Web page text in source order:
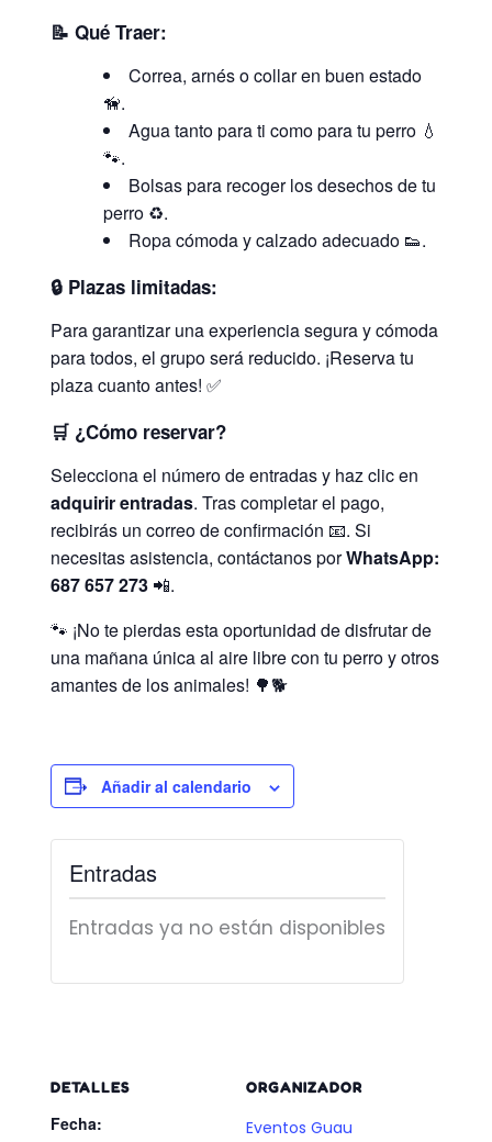
📝Qué Traer:
Correa, arnés o collar en buen estado
🦮.
Agua tanto para ti como para tu perro 💧
🐾.
Bolsas para recoger los desechos de tu
perro ♻️.
Ropa cómoda y calzado adecuado 👟.
🔒 Plazas limitadas:
Para garantizar una experiencia segura y cómoda
para todos, el grupo será reducido. ¡Reserva tu
plaza cuanto antes! ✅
🛒 ¿Cómo reservar?
Selecciona el número de entradas y haz clic en
adquirir entradas. Tras completar el pago,
recibirás un correo de confirmación 📧. Si
necesitas asistencia, contáctanos porWhatsApp:
687 657 273 📲.
🐾 ¡No te pierdas esta oportunidad de disfrutar de
una mañana única al aire libre con tu perro y otros
amantes de los animales! 🌳🐕
Añadir al calendario
DETALLES
Fecha:
ORGANIZADOR
Eventos Guau
Entradas
Entradas ya no están disponibles